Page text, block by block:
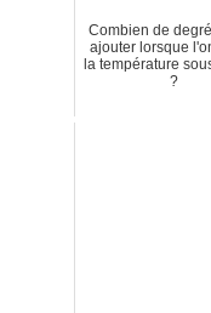
Combien de
ajouter lorsque
la température
?